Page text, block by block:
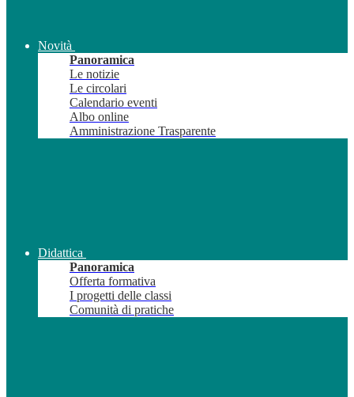
Novità
Panoramica
Le notizie
Le circolari
Calendario eventi
Albo online
Amministrazione Trasparente
Didattica
Panoramica
Offerta formativa
I progetti delle classi
Comunità di pratiche